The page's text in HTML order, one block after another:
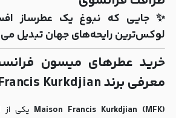
✨ جایی که نبوغ یک عطرساز
لوکس‌ترین رایحه‌های جهان تبدیل
خرید عطرهای میسون
معرفی برند Maison Francis Kurkdjian
Maison Francis Kurkdjian (MFK) یکی از